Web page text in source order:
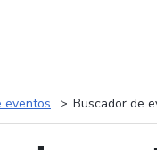
eventos Buscador de